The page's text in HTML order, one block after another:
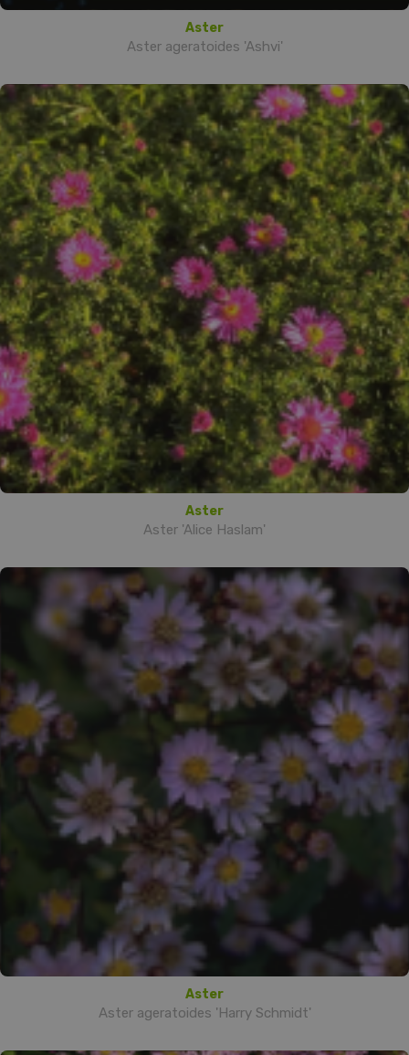
Aster
Aster ageratoides 'Ashvi'
Aster
Aster 'Alice Haslam'
Aster
Aster ageratoides 'Harry Schmidt'